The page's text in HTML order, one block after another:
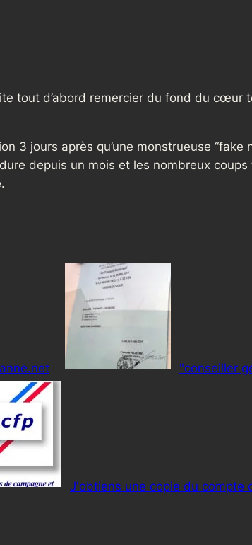
tout d’abord remercier du fond du cœur
3 jours après qu’une monstrueuse
depuis un mois et les nombreux
"conseiller
J'obtiens une copie du compte